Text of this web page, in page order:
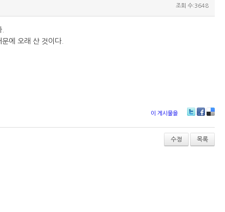
조회 수:3648
에 오래 산 것이다.
이 게시물을
wi
er
ce
bo
ok
lici
ou
s
수정 목록